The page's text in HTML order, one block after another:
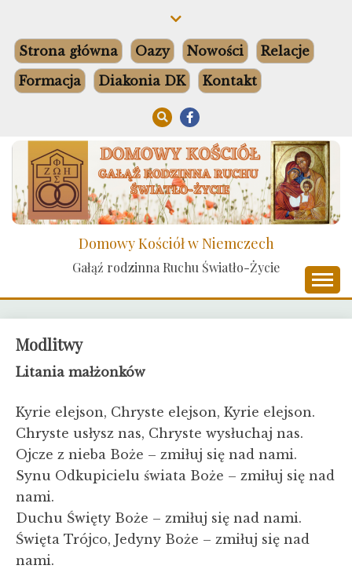
content
Strona główna Oazy Nowości
Relacje
Formacja
Diakonia DK Kontakt
Domowy Kościół w Niemczech
Gałąź rodzinna Ruchu Światło-Życie
Modlitwy
Litania małżonków
Kyrie elejson, Chryste elejson, Kyrie elejson.
Chryste usłysz nas, Chryste wysłuchaj nas.
Ojcze z nieba Boże – zmiłuj się nad nami.
Synu Odkupicielu świata Boże – zmiłuj się nad
nami.
Duchu Święty Boże – zmiłuj się nad nami.
Święta Trójco, Jedyny Boże – zmiłuj się nad
nami.